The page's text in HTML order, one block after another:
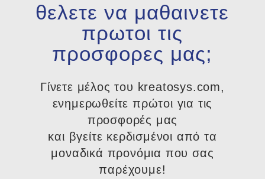
θελετε να μαθαινετε
πρωτοι τις
προσφορες μας;
Γίνετε μέλος του kreatosys.com,
ενημερωθείτε πρώτοι για τις
προσφορές μας
και βγείτε κερδισμένοι από τα
μοναδικά προνόμια που σας
παρέχουμε!​